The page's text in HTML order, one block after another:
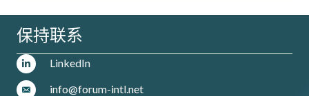
保持联系
LinkedIn
info@forum-intl.net